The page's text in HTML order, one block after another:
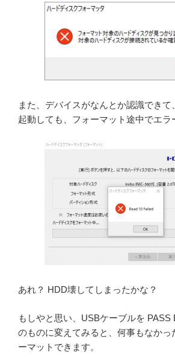
また、デバイスがなんとか認識でき
起動しても、フォーマット途中でエラ
あれ？ HDD壊してしまったかな？
もしやと思い、USBケーブルを PASS
のものに変えてみると、何事もなかっ
ーマットできます。